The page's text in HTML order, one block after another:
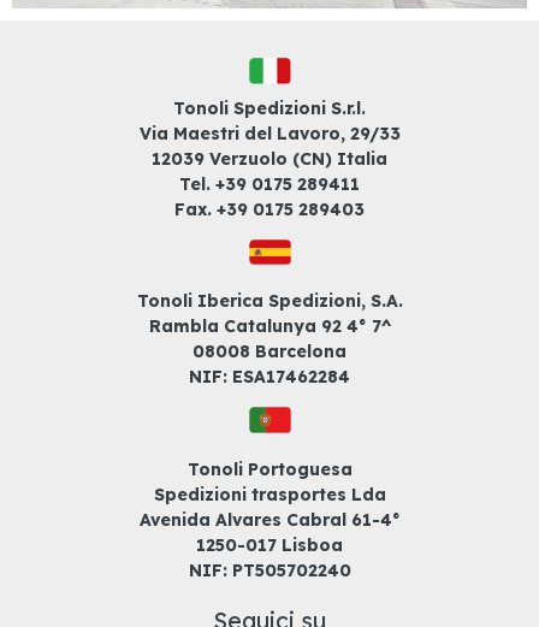
Tonoli Spedizioni S.r.l.
Via Maestri del Lavoro, 29/33
12039 Verzuolo (CN) Italia
Tel. +39 0175 289411
Fax. +39 0175 289403
Tonoli Iberica Spedizioni, S.A.
Rambla Catalunya 92 4° 7^
08008 Barcelona
NIF: ESA17462284
Tonoli Portoguesa
Spedizioni trasportes Lda
Avenida Alvares Cabral 61-4°
1250-017 Lisboa
NIF: PT505702240
Seguici su